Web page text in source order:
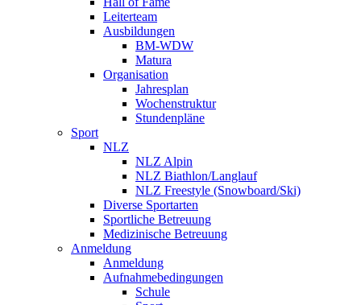
Leiterteam
Ausbildungen
BM-WDW
Matura
Organisation
Jahresplan
Wochenstruktur
Stundenpläne
Sport
NLZ
NLZ Alpin
NLZ Biathlon/Langlauf
NLZ Freestyle (Snowboard/Ski)
Diverse Sportarten
Sportliche Betreuung
Medizinische Betreuung
Anmeldung
Anmeldung
Aufnahmebedingungen
Schule